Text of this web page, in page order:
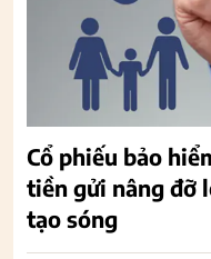
Cổ phiếu bảo
tiền gửi nâng đỡ
tạo sóng